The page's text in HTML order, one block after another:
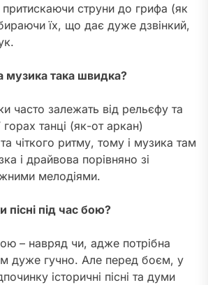
притискаючи струни до грифа (як
їх, що дає дуже дзвінкий,
музика така швидка?
часто залежать від рельєфу та
танці (як-от аркан)
чіткого ритму, тому і музика там
і драйвова порівняно зі
мелодіями.
пісні під час бою?
– навряд чи, адже потрібна
дуже гучно. Але перед боєм, у
історичні пісні та думи